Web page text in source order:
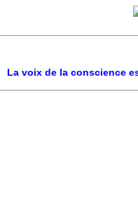
La voix de la conscience